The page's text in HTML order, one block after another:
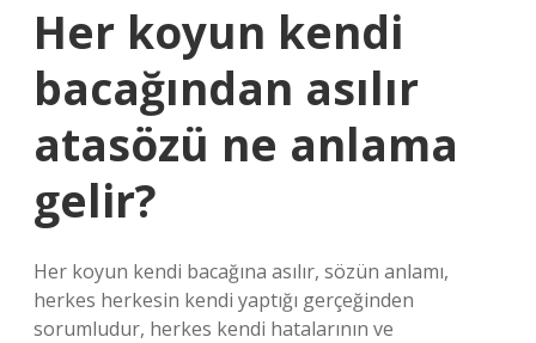
Her koyun kendi
bacağından asılır
atasözü ne anlama
gelir?
Her koyun kendi bacağına asılır, sözün anlamı,
herkes herkesin kendi yaptığı gerçeğinden
sorumludur, herkes kendi hatalarının ve